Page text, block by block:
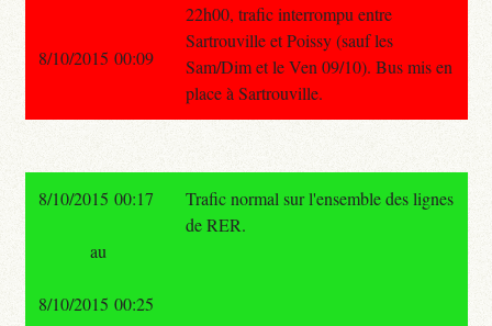
22h00, trafic interrompu entre
Sartrouville et Poissy (sauf les
Sam/Dim et le Ven 09/10). Bus mis en
place à Sartrouville.
8/10/2015 00:09
8/10/2015 00:17
Trafic normal sur l'ensemble des lignes
de RER.
au
8/10/2015 00:25